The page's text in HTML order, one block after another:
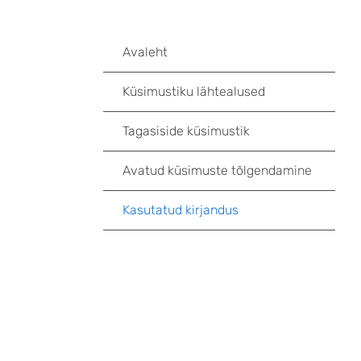
Avaleht
Küsimustiku lähtealused
Tagasiside küsimustik
Avatud küsimuste tõlgendamine
Kasutatud kirjandus